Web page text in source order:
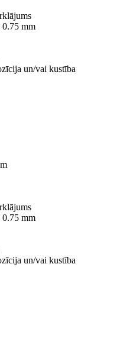
mm
un/vai kustība
mm
un/vai kustība